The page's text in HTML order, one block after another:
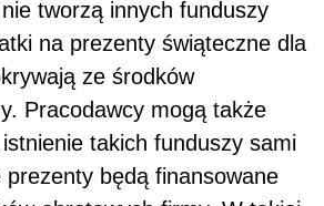
tworzą innych funduszy
na prezenty świąteczne dla
ze środków
Pracodawcy mogą także
takich funduszy sami
prezenty będą finansowane